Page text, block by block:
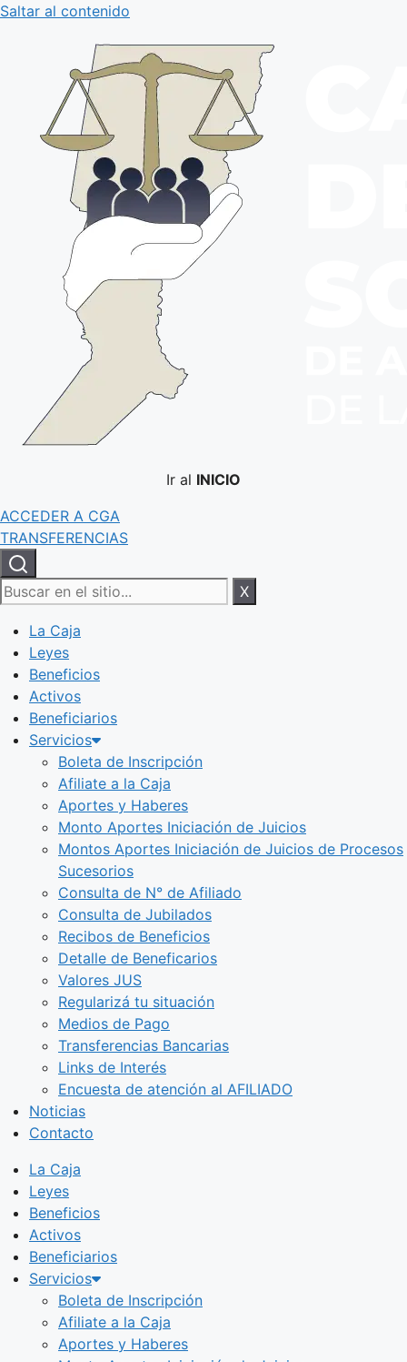
Saltar al contenido
Ir al INICIO
ACCEDER A CGA
TRANSFERENCIAS
X
La Caja
Leyes
Beneficios
Activos
Beneficiarios
Servicios
Boleta de Inscripción
Afiliate a la Caja
Aportes y Haberes
Monto Aportes Iniciación de Juicios
Montos Aportes Iniciación de Juicios de Procesos
Sucesorios
Consulta de N° de Afiliado
Consulta de Jubilados
Recibos de Beneficios
Detalle de Beneficarios
Valores JUS
Regularizá tu situación
Medios de Pago
Transferencias Bancarias
Links de Interés
Encuesta de atención al AFILIADO
Noticias
Contacto
La Caja
Leyes
Beneficios
Activos
Beneficiarios
Servicios
Boleta de Inscripción
Afiliate a la Caja
Aportes y Haberes